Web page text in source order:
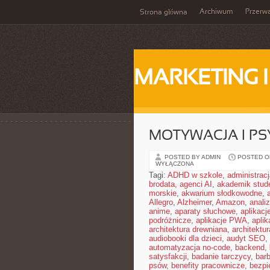
Strona główna Archiwum
MARKETING
MOTYWACJA I
POSTED BY ADMIN POSTED
WYŁĄCZONA
Tagi: ADHD w szkole,
brodata, agenci AI , akademik
morskie, akwarium słodkowodne,
Allegro, Alzheimer, Amazon,
anime, aparaty słuchowe,
podróżnicze, aplikacje PWA,
architektura drewniana,
audiobooki dla dzieci, audyt SEO,
automatyzacja no-code, backend,
satysfakcji, badanie tarczycy,
psów, benefity pracownicze,